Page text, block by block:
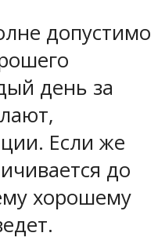
допустимо
день за
Если же
до
хорошему